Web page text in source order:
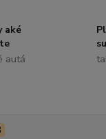
aké
autá